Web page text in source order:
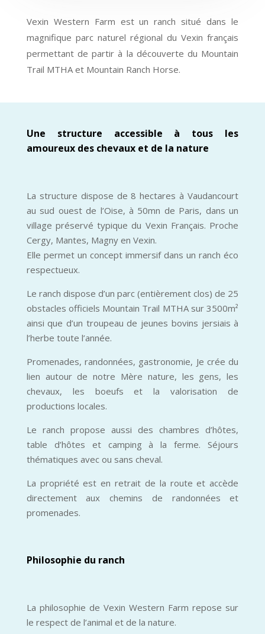
Vexin Western Farm est un ranch situé dans le
magnifique parc naturel régional du Vexin français
permettant de partir à la découverte du Mountain
Trail MTHA et Mountain Ranch Horse.
Une structure accessible à tous les
amoureux des chevaux et de la nature
La structure dispose de 8 hectares à Vaudancourt
au sud ouest de l’Oise, à 50mn de Paris, dans un
village préservé typique du Vexin Français. Proche
Cergy, Mantes, Magny en Vexin.
Elle permet un concept immersif dans un ranch éco
respectueux.
Le ranch dispose d’un parc (entièrement clos) de 25
obstacles officiels Mountain Trail MTHA sur 3500m²
ainsi que d’un troupeau de jeunes bovins jersiais à
l’herbe toute l’année.
Promenades, randonnées, gastronomie, Je crée du
lien autour de notre Mère nature, les gens, les
chevaux, les boeufs et la valorisation de
productions locales.
Le ranch propose aussi des chambres d’hôtes,
table d’hôtes et camping à la ferme. Séjours
thématiques avec ou sans cheval.
La propriété est en retrait de la route et accède
directement aux chemins de randonnées et
promenades.
Philosophie du ranch
La philosophie de Vexin Western Farm repose sur
le respect de l’animal et de la nature.